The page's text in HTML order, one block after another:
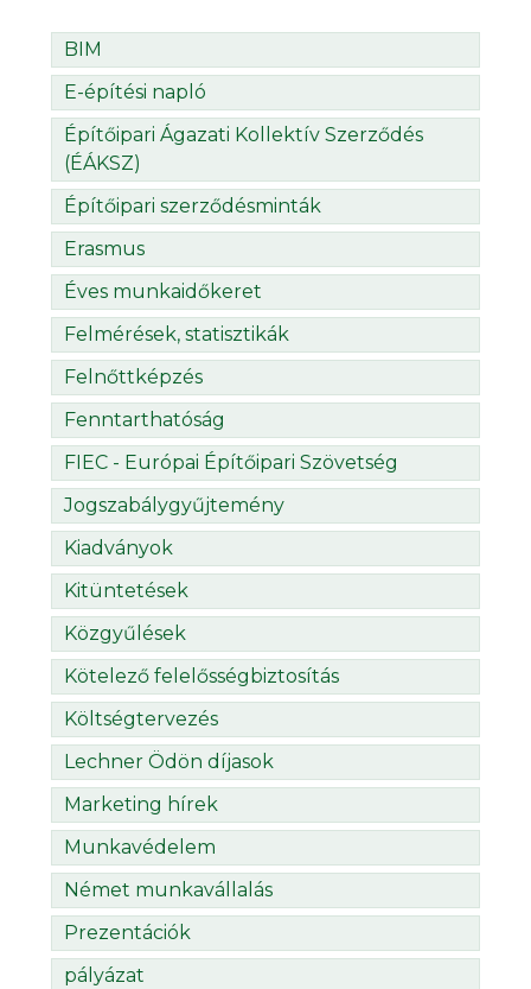
BIM
E-építési napló
Építőipari Ágazati Kollektív Szerződés
(ÉÁKSZ)
Építőipari szerződésminták
Erasmus
Éves munkaidőkeret
Felmérések, statisztikák
Felnőttképzés
Fenntarthatóság
FIEC - Európai Építőipari Szövetség
Jogszabálygyűjtemény
Kiadványok
Kitüntetések
Közgyűlések
Kötelező felelősségbiztosítás
Költségtervezés
Lechner Ödön díjasok
Marketing hírek
Munkavédelem
Német munkavállalás
Prezentációk
pályázat